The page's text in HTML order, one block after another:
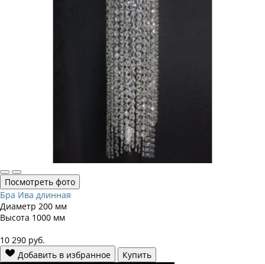
Посмотреть фото
Бра Ива длинная
Диаметр 200 мм
Высота 1000 мм
10 290 руб.
Добавить в избранное
Купить